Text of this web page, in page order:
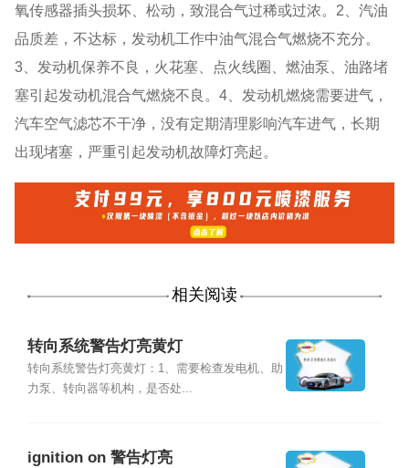
氧传感器插头损坏、松动，致混合气过稀或过浓。2、汽油
品质差，不达标，发动机工作中油气混合气燃烧不充分。
3、发动机保养不良，火花塞、点火线圈、燃油泵、油路堵
塞引起发动机混合气燃烧不良。4、发动机燃烧需要进气，
汽车空气滤芯不干净，没有定期清理影响汽车进气，长期
出现堵塞，严重引起发动机故障灯亮起。
相关阅读
转向系统警告灯亮黄灯
转向系统警告灯亮黄灯：1、需要检查发电机、助
力泵、转向器等机构，是否处...
ignition on 警告灯亮